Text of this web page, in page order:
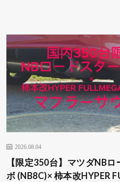
2026.08.04
【限定350台】マツダNB
ボ (NB8C)× 柿本改HYPER